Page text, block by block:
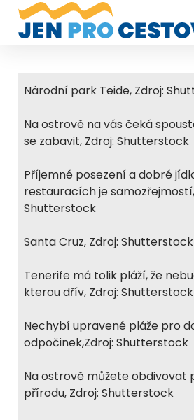
Národní park Teide, Zdroj:
Na ostrově na vás čeká
se zabavit, Zdroj: Shutterstock
Příjemné posezení a dobré
restauracích je
Shutterstock
Santa Cruz, Zdroj: Shutterstock
Tenerife má tolik pláží, že
kterou dřív, Zdroj: Shutterstock
Nechybí upravené pláže pro
odpočinek,Zdroj: Shutterstock
Na ostrově můžete obdivovat
přírodu, Zdroj: Shutterstock